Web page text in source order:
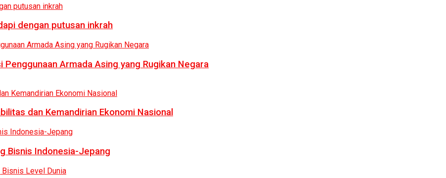
dengan putusan inkrah
Armada Asing yang Rugikan Negara
dan Kemandirian Ekonomi Nasional
Bisnis Indonesia-Jepang